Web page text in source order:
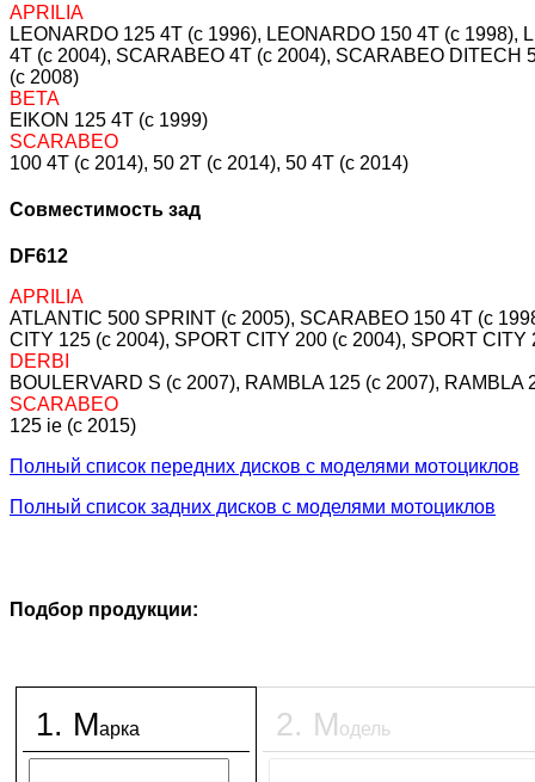
APRILIA
LEONARDO 125 4T (c 1996), LEONARDO 150 4T (c
4T (c 2004), SCARABEO 4T (c 2004), SCARABEO
(c 2008)
BETA
EIKON 125 4T (c 1999)
SCARABEO
100 4T (c 2014), 50 2T (c 2014), 50 4T (c 2014)
Совместимость зад
DF612
APRILIA
ATLANTIC 500 SPRINT (c 2005), SCARABEO 150 4T (c
CITY 125 (c 2004), SPORT CITY 200 (c 2004), SPORT
DERBI
BOULERVARD S (c 2007), RAMBLA 125 (c 2007), RAMBLA
SCARABEO
125 ie (c 2015)
Полный список передних дисков с моделями мотоциклов
Полный список задних дисков с моделями мотоциклов
Подбор продукции:
1. Марка 2. Модель